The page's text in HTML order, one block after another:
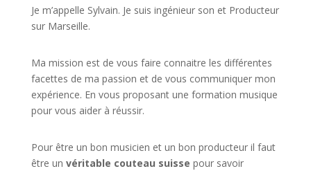
Je m’appelle Sylvain. Je suis ingénieur son et Producteur
sur Marseille.
Ma mission est de vous faire connaitre les différentes
facettes de ma passion et de vous communiquer mon
expérience. En vous proposant une formation musique
pour vous aider à réussir.
Pour être un bon musicien et un bon producteur il faut
être un véritable couteau suisse pour savoir